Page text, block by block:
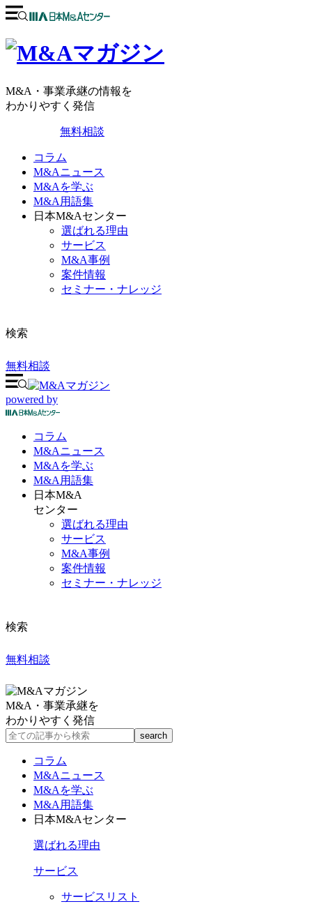
M&A・事業承継の情報を
わかりやすく発信
無料相談
コラム
M&Aニュース
M&Aを学ぶ
M&A用語集
日本M&Aセンター
選ばれる理由
サービス
M&A事例
案件情報
セミナー・ナレッジ
検索
無料相談
powered by
コラム
M&Aニュース
M&Aを学ぶ
M&A 用語集
日本M&A
センター
選ばれる理由
サービス
M&A事例
案件情報
セミナー・ナレッジ
検索
無料相談
M&A・事業承継を
わかりやすく発信
コラム
M&Aニュース
M&Aを学ぶ
M&A用語集
日本M&Aセンター
選ばれる理由
サービス
サービスリスト